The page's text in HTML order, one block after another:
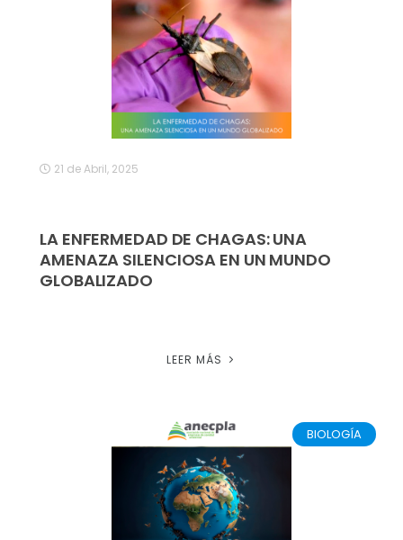
21 de Abril, 2025
LA ENFERMEDAD DE CHAGAS: UNA
AMENAZA SILENCIOSA EN UN MUNDO
GLOBALIZADO
LEER MÁS
BIOLOGÍA